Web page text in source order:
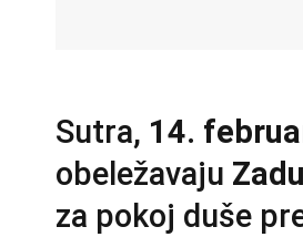
Sutra, 14.
obeležavaju
za pokoj duše